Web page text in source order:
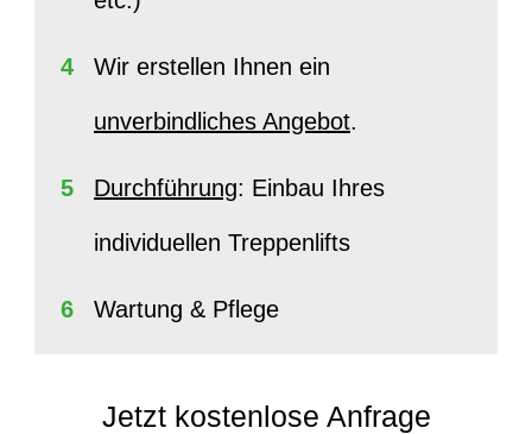
4 Wir erstellen Ihnen ein
unverbindliches Angebot.
5 Durchführung: Einbau Ihres
individuellen Treppenlifts
6 Wartung & Pflege
Jetzt kostenlose Anfrage